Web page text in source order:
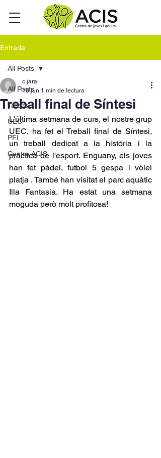
Entrada
All Posts
Tallers
UEC
PFI
Centre ACIS
All Posts
Treball final de Síntesi
c.jara
18 jun 1 min de lectura
L'última setmana de curs, el nostre grup
UEC, ha fet el Treball final de Síntesi,
un treball dedicat a la història i la
pràctica de l'esport. Enguany, els joves
han fet pàdel, futbol 5 gespa i vòlei
platja . També han visitat el parc aquàtic
Illa Fantasia. Ha estat una setmana
moguda però molt profitosa!